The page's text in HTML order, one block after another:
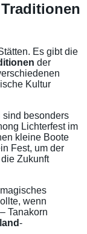
Es gibt die
der
Kultur
sind besonders
Lichterfest im
kleine Boote
Fest, um der
Zukunft
wenn
Tanakorn
-